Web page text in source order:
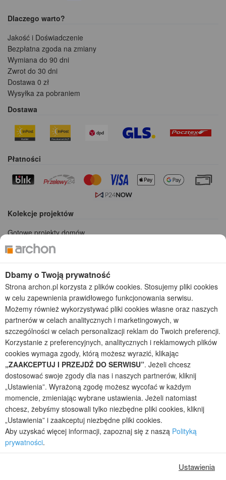
Dlaczego warto?
Jakość i Doświadczenie
Bezpłatna zgoda na zmiany
Wymiana do 90 dni
Zwrot do 30 dni
Dostawa 0 zł
Wysyłka za pobraniem
Dostawa
Płatności
Kolekcje projektów
Gotowe projekty domów
Projekty domów tanich w budowie
Projekty domów szeregowych
Projekty małych domów (do 150 m2)
Projekty domów wielorodzinnych
Projekty domów bliźniaczych
Projekty domów nowoczesnych
Projekty domów parterowych
2026 © ARCHON+ Biuro Projektów - Tradycyjne i nowoczesne gotowe
projekty domów - autorska pracownia architektoniczna założona w 1990r.
przez arch. Barbarę Mendel
Z uwagi na ciągłe doskonalenie procesu powstawania projektów (zgodnie z
normą ISO 9001), prezentowane na stronie projekty domów mogą
nieznacznie różnić się od dokumentacji technicznej.
Informujemy, iż w celu optymalizacji treści dostępnych w naszym sklepie,
dostosowania ich do Państwa indywidualnych potrzeb korzystamy z
informacji zapisanych za pomocą plików cookies na urządzeniach
końcowych użytkowników. Pliki cookies użytkownik może kontrolować za
pomocą ustawień swojej przeglądarki internetowej. Dalsze korzystanie z
naszego serwisu internetowego, bez zmiany ustawień przeglądarki
internetowej oznacza, iż użytkownik akceptuje stosowanie plików cookies.
Dbamy o Twoją prywatność
Strona archon.pl korzysta z plików cookies. Stosujemy pliki cookies
w celu zapewnienia prawidłowego funkcjonowania serwisu.
Możemy również wykorzystywać pliki cookies własne oraz naszych
partnerów w celach analitycznych i marketingowych, w
szczególności w celach personalizacji reklam do Twoich preferencji.
Korzystanie z preferencyjnych, analitycznych i reklamowych plików
cookies wymaga zgody, którą możesz wyrazić, klikając
„ZAAKCEPTUJ I PRZEJDŹ DO SERWISU”. Jeżeli chcesz
dostosować swoje zgody dla nas i naszych partnerów, kliknij
„Ustawienia”. Wyrażoną zgodę możesz wycofać w każdym
momencie, zmieniając wybrane ustawienia. Jeżeli natomiast
chcesz, żebyśmy stosowali tylko niezbędne pliki cookies, kliknij
„Ustawienia” i zaakceptuj niezbędne pliki cookies.
Aby uzyskać więcej informacji, zapoznaj się z naszą Polityką
prywatności.
Ustawienia